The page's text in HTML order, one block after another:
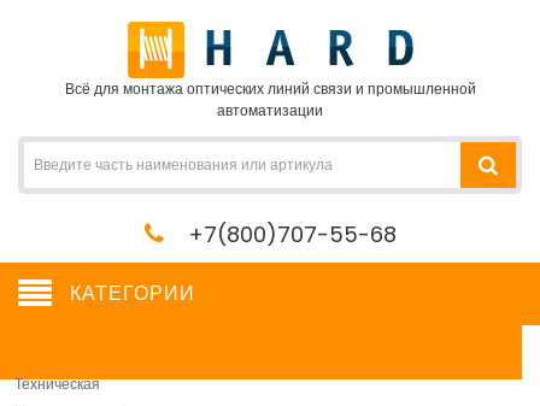
Всё для монтажа оптических линий связи и промышленной
автоматизации
+7(800)707-55-68
КАТЕГОРИИ
Техническая